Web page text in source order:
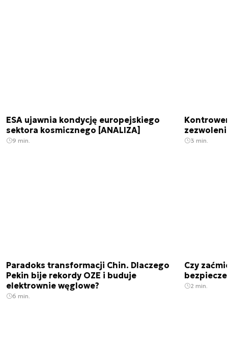
ESA ujawnia kondycję europejskiego
sektora kosmicznego [ANALIZA]
9 min. 3 min.
Paradoks transformacji Chin. Dlaczego
Pekin bije rekordy OZE i buduje
elektrownie węglowe?
6 min.
Czy
2 min.